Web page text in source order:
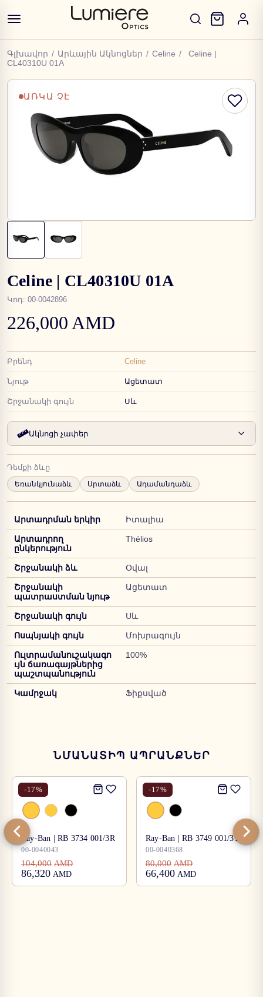
Գլխավոր / Արևային Ակնոցներ / Celine /
Celine |
CL40310U 01A
ԱՌԿԱ ՉԷ
Celine | CL40310U 01A
Կոդ: 00-0042896
226,000 AMD
Բրենդ Celine
Նյութ Ացետատ
Շրջանակի գույն Սև
Ակնոցի չափեր
Դեմքի ձևը
Եռանկյունաձև Սրտաձև Ադամանդաձև
Արտադրման երկիր Իտալիա
Արտադրող
ընկերություն
Thélios
Շրջանակի ձև Օվալ
Շրջանակի
պատրաստման նյութ
Ացետատ
Շրջանակի գույն Սև
Ոսպնյակի գույն Մոխրագույն
Ուլտրամանուշակագո
ւյն ճառագայթներից
պաշտպանություն
100%
Կամրջակ Ֆիքսված
ՆՄԱՆԱՏԻՊ ԱՊՐԱՆՔՆԵՐ
-17%
Ray-Ban | RB 3734 001/3R
00-0040043
104,000 AMD
86,320 AMD
-17%
Ray-Ban | RB 3749 001/31
00-0040368
80,000 AMD
66,400 AMD